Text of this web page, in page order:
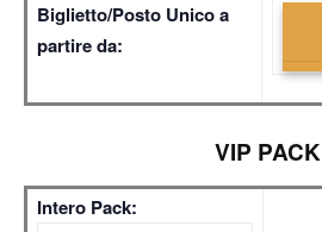
Biglietto/Posto Unico a
partire da:
VIP PACK
Intero Pack: